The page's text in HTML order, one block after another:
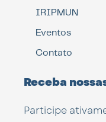
IRIPMUN
Eventos
Contato
Receba
Participe